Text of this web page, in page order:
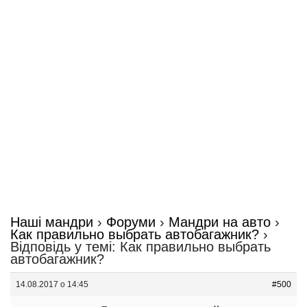
Наші мандри › Форуми › Мандри на авто ›
Как правильно выбрать автобагажник? ›
Відповідь у темі: Как правильно выбрать
автобагажник?
14.08.2017 о 14:45 #500